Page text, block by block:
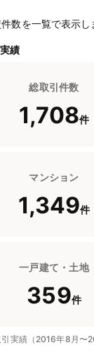
数を一覧で表示し
績
総取引件数
1,708件
マンション
1,349件
一戸建て・土地
359件
実績（2016年8月〜